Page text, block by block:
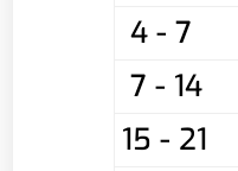
4 - 7
7 - 14
15 - 21